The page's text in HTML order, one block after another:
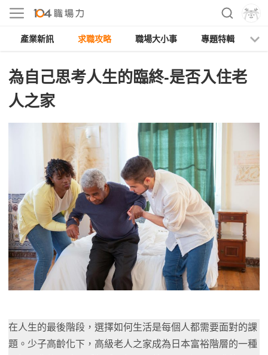
產業新訊 求職攻略 職場大小事 專題特輯
為自己思考人生的臨終-是否入住老
人之家
在人生的最後階段，選擇如何生活是每個人都需要面對的課
題。少子高齡化下，高級老人之家成為日本富裕階層的一種